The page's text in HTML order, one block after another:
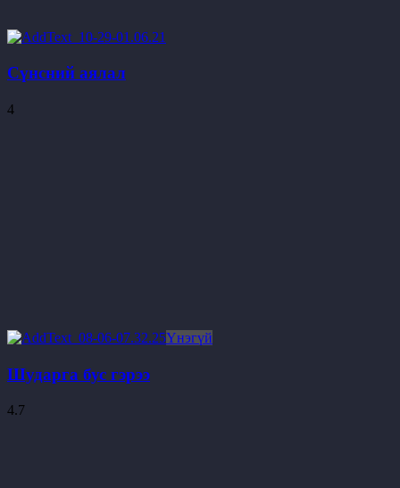
Сүнсний аялал
4
Үнэгүй
Шударга бус гэрээ
4.7